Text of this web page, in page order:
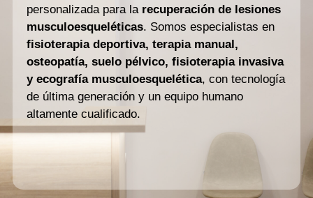
personalizada para la recuperación de lesiones
musculoesqueléticas. Somos especialistas en
fisioterapia deportiva, terapia manual,
osteopatía, suelo pélvico, fisioterapia invasiva
y ecografía musculoesquelética, con tecnología
de última generación y un equipo humano
altamente cualificado.